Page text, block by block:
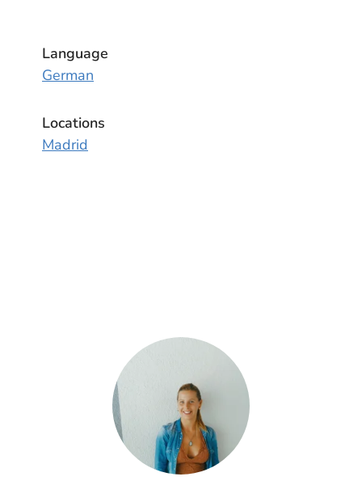
Language
German
Locations
Madrid